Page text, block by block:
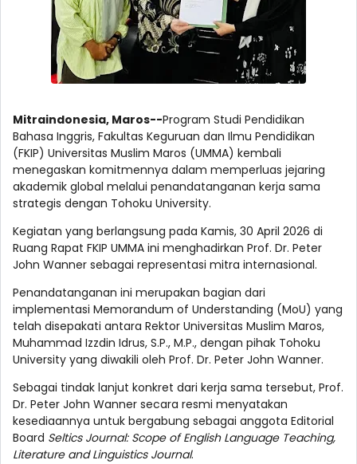
Mitraindonesia, Maros--Program Studi Pendidikan
Bahasa Inggris, Fakultas Keguruan dan Ilmu Pendidikan
(FKIP) Universitas Muslim Maros (UMMA) kembali
menegaskan komitmennya dalam memperluas jejaring
akademik global melalui penandatanganan kerja sama
strategis dengan Tohoku University.
Kegiatan yang berlangsung pada Kamis, 30 April 2026 di
Ruang Rapat FKIP UMMA ini menghadirkan Prof. Dr. Peter
John Wanner sebagai representasi mitra internasional.
Penandatanganan ini merupakan bagian dari
implementasi Memorandum of Understanding (MoU) yang
telah disepakati antara Rektor Universitas Muslim Maros,
Muhammad Izzdin Idrus, S.P., M.P., dengan pihak Tohoku
University yang diwakili oleh Prof. Dr. Peter John Wanner.
Sebagai tindak lanjut konkret dari kerja sama tersebut, Prof.
Dr. Peter John Wanner secara resmi menyatakan
kesediaannya untuk bergabung sebagai anggota Editorial
Board Seltics Journal: Scope of English Language Teaching,
Literature and Linguistics Journal.